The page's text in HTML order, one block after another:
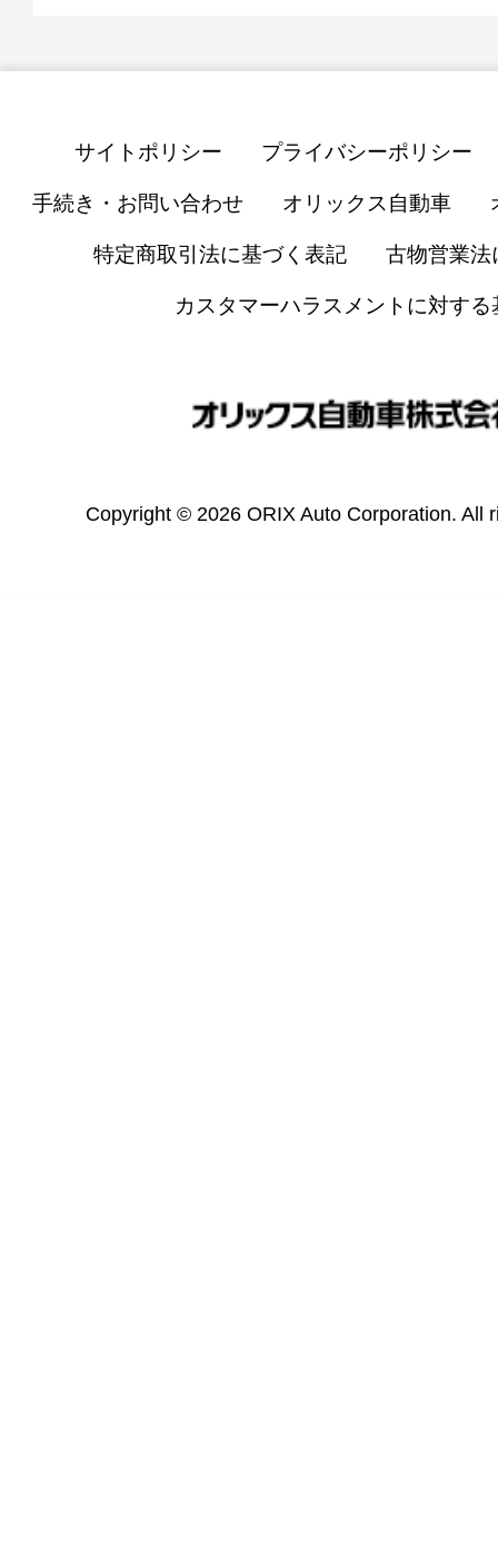
サイトポリシー プライバシーポリシー
手続き・お問い合わせ オリックス自動車
特定商取引法に基づく表記 古物営業法
カスタマーハラスメントに対する
Copyright © 2026 ORIX Auto Corporation. All